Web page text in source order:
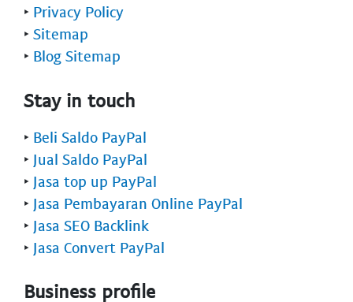
‣ Privacy Policy
‣ Sitemap
‣ Blog Sitemap
Stay in touch
‣ Beli Saldo PayPal
‣ Jual Saldo PayPal
‣ Jasa top up PayPal
‣ Jasa Pembayaran Online PayPal
‣ Jasa SEO Backlink
‣ Jasa Convert PayPal
Business profile